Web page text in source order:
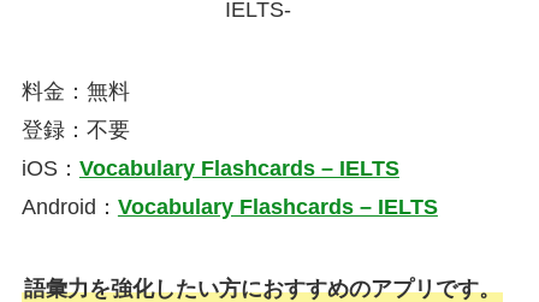
料金：無料
登録：不要
iOS： Vocabulary Flashcards – IELT‪S
Android： Vocabulary Flashcards – IELT‪S
語彙力を強化したい方におすすめのアプリです。